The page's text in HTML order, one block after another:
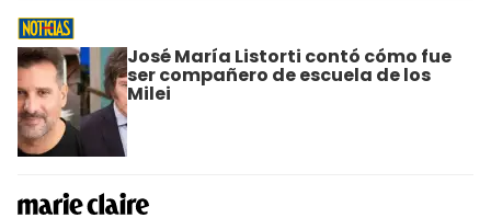
José María Listorti contó cómo fue
ser compañero de escuela de los
Milei